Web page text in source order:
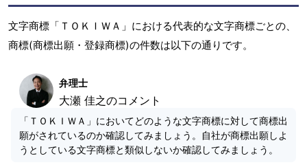
文字商標「ＴＯＫＩＷＡ」における代表的な文字商標ごとの、
商標(商標出願・登録商標)の件数は以下の通りです。
弁理士
大瀬 佳之のコメント
「ＴＯＫＩＷＡ」においてどのような文字商標に対して商標出
願がされているのか確認してみましょう。自社が商標出願しよ
うとしている文字商標と類似しないか確認してみましょう。